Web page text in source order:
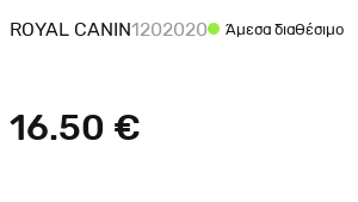
Σαμαράκια Σκύλου
Αλυσίδες-Φίμωτρα Σκύλου
Παιχνίδια Γάτας
Οδηγοί Γάτας
ROYAL CANIN1202020 Άμεσα διαθέσιμο
16.50 €